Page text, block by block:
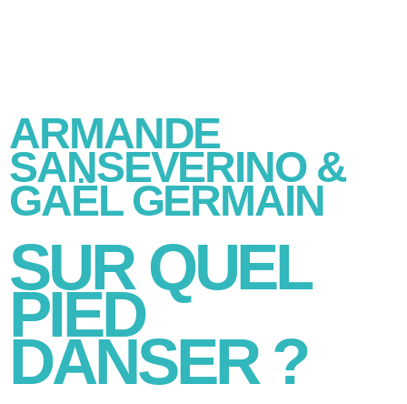
ARMANDE
SANSEVERINO &
GAËL GERMAIN
SUR QUEL
PIED
DANSER ?